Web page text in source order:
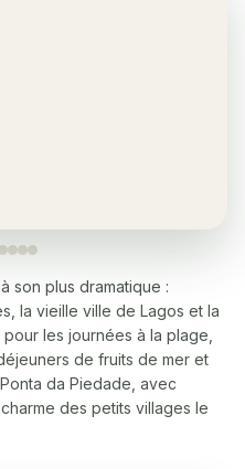
son plus dramatique :
la vieille ville de Lagos et la
les journées à la plage,
de fruits de mer et
da Piedade, avec
des petits villages le